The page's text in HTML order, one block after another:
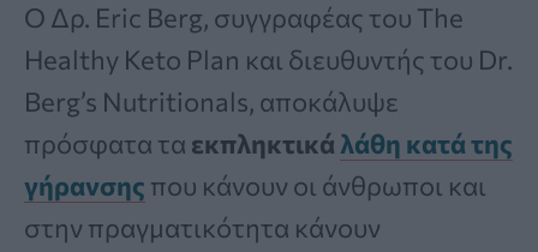
Ο Δρ. Eric Berg, συγγραφέας του The
Healthy Keto Plan και διευθυντής του Dr.
Berg’s Nutritionals, αποκάλυψε
πρόσφατα τα εκπληκτικά λάθη κατά της
γήρανσης που κάνουν οι άνθρωποι και
στην πραγματικότητα κάνουν